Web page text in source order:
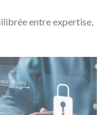
entre expertise,